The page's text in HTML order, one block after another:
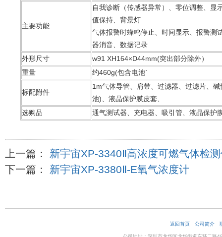
主要功能
自我诊断（传感器异常）、零位调整、显
值保持、背景灯
气体报警时蜂鸣停止、时间显示、报警测
器消音、数据记录
外形尺寸
w91 XH164×D44mm(突出部分除外）
重量
约460g(包含电池`
标配附件
1m气体导管、肩带、过滤器、过滤片、
池)、液晶保护膜皮套、
选购品
通气测试器、充电器、吸引管、液晶保护
上一篇： 新宇宙XP-3340Ⅱ高浓度可燃气体检
下一篇： 新宇宙XP-3380Ⅱ-E氧气浓度计
返回首页 公司简介